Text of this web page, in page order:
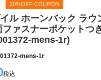
20%OFF COUPON
ル ホーンバック ラウ
ファスナーポケットつ
mens-1r)
mens-1r
税込